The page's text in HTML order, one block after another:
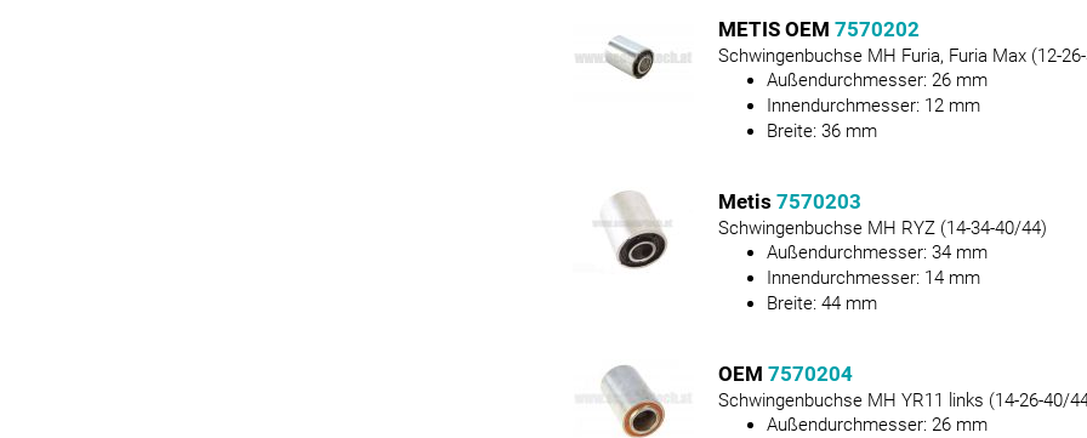
METIS OEM 7570202
Schwingenbuchse MH Furia, Furia Max (12-
Außendurchmesser: 26 mm
Innendurchmesser: 12 mm
Breite: 36 mm
Metis 7570203
Schwingenbuchse MH RYZ (14-34-40/44)
Außendurchmesser: 34 mm
Innendurchmesser: 14 mm
Breite: 44 mm
OEM 7570204
Schwingenbuchse MH YR11 links (14-26-40/
Außendurchmesser: 26 mm